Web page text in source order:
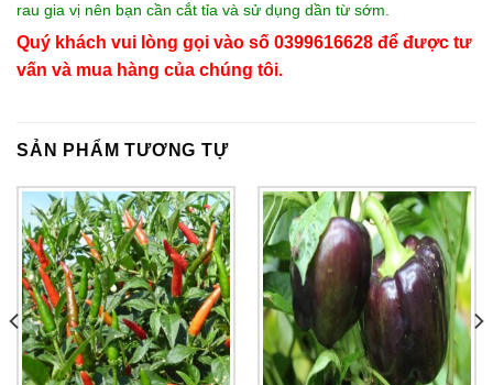
rau gia vị nên bạn cần cắt tỉa và sử dụng dần từ sớm.
Quý khách vui lòng gọi vào số 0399616628 để được tư
vấn và mua hàng của chúng tôi.
SẢN PHẨM TƯƠNG TỰ